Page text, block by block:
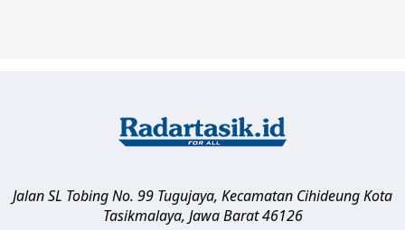
Jalan SL Tobing No. 99 Tugujaya, Kecamatan CihideungKota
Tasikmalaya, Jawa Barat 46126